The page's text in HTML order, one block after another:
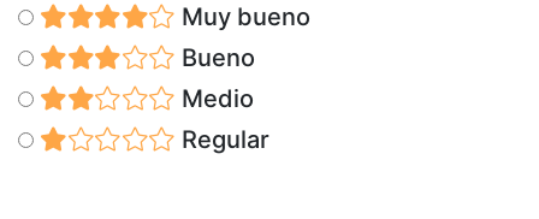
Muy bueno
Bueno
Medio
Regular